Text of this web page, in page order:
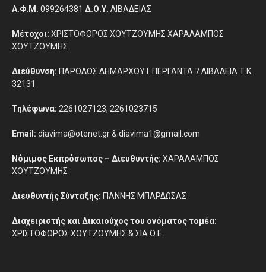
Α.Φ.Μ. 099264381 Δ.Ο.Υ. ΛΙΒΑΔΕΙΑΣ
Μέτοχοι: ΧΡΙΣΤΟΦΟΡΟΣ ΧΟΥΤΖΟΥΜΗΣ ΧΑΡΑΛΑΜΠΟΣ
ΧΟΥΤΖΟΥΜΗΣ
Διεύθυνση: ΠΑΡΟΔΟΣ ΔΗΜΑΡΧΟΥ Ι. ΠΕΡΓΑΝΤΑ 7 ΛΙΒΑΔΕΙΑ Τ.Κ.
32131
Τηλέφωνα: 2261027123, 2261023715
Email: diavima@otenet.gr & diavima1@gmail.com
Νόμιμος Εκπρόσωπος – Διευθυντής: ΧΑΡΑΛΑΜΠΟΣ
ΧΟΥΤΖΟΥΜΗΣ
Διευθυντής Σύνταξης: ΓΙΑΝΝΗΣ ΜΠΑΡΔΩΣΑΣ
Διαχειριστής και Δικαιούχος του ονόματος τομέα:
ΧΡΙΣΤΟΦΟΡΟΣ ΧΟΥΤΖΟΥΜΗΣ & ΣΙΑ Ο.Ε.